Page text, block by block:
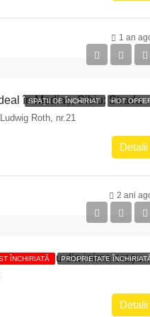
1 an
SPAȚII DE ÎNCHIRIAT HOT Spațiul comercial ideal în Mediaș, Sibiu:
Roth, nr.21
Detalii
2 ani
ÎNCHIRIATĂ PROPRIETATE Experimentează vibrantul Sibiu din inima orașului: Strada Gorjului
Detalii